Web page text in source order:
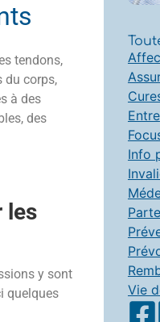
tendons,
du corps,
à des
des
les
y sont
quelques
Info
Vie